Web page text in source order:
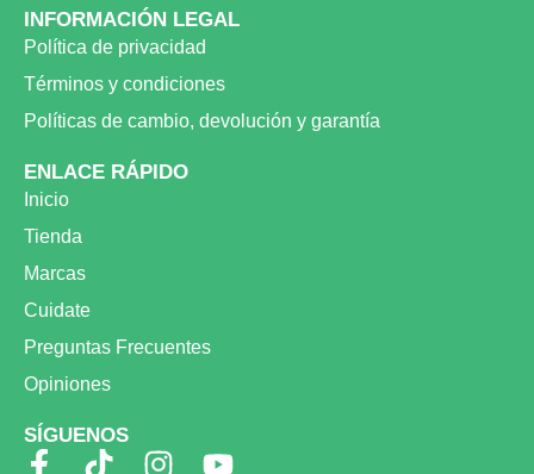
INFORMACIÓN LEGAL
Política de privacidad
Términos y condiciones
Políticas de cambio, devolución y garantía
ENLACE RÁPIDO
Inicio
Tienda
Marcas
Cuidate
Preguntas Frecuentes
Opiniones
SÍGUENOS
F T I Y